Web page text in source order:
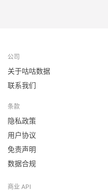
公司
关于咕咕数据
联系我们
条款
隐私政策
用户协议
免责声明
数据合规
商业 API